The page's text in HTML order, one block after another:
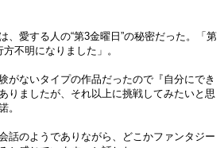
、愛する人の“第3金曜日”の秘密だった。「第
不明になりました」。
がないタイプの作品だったので『自分にでき
りましたが、それ以上に挑戦してみたいと思
。
話のようでありながら、どこかファンタジー